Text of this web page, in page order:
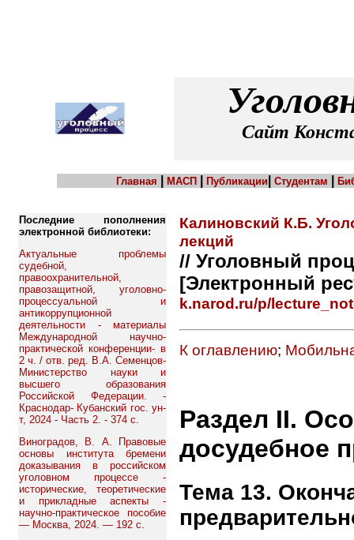
Сайт
Главная МАСП Публикации Студентам
Последние пополнения
электронной библиотеки:
Актуальные проблемы
судебной,
правоохранительной,
правозащитной, уголовно-
процессуальной и
антикоррупционной
деятельности - материалы
Международной научно-
практической конференции- в
2 ч. / отв. ред. В.А. Семенцов-
Министерство науки и
высшего образования
Российской Федерации. -
Краснодар- Кубанский гос. ун-
т, 2024 - Часть 2. - 374 с.
Виноградов, В. А. Правовые
основы института бремени
доказывания в российском
уголовном процессе -
исторические, теоретические
и прикладные аспекты -
научно-практическое пособие
— Москва, 2024. — 192 с.
Калиновский К.Б.
лекций
// Уголовный
[Электронный
k.narod.ru/p/
К оглавлению;
Раздел II.
досудебное
Тема 13.